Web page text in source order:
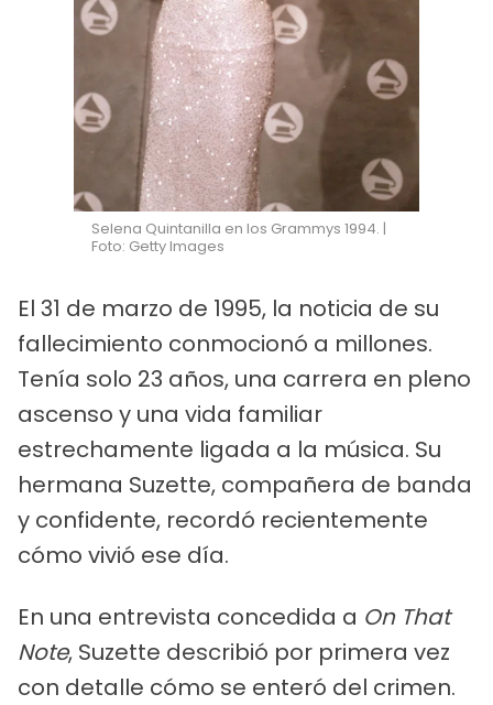
Selena Quintanilla en los Grammys 1994. |
Foto: Getty Images
El 31 de marzo de 1995, la noticia de su
fallecimiento conmocionó a millones.
Tenía solo 23 años, una carrera en pleno
ascenso y una vida familiar
estrechamente ligada a la música. Su
hermana Suzette, compañera de banda
y confidente, recordó recientemente
cómo vivió ese día.
En una entrevista concedida a On That
Note, Suzette describió por primera vez
con detalle cómo se enteró del crimen.